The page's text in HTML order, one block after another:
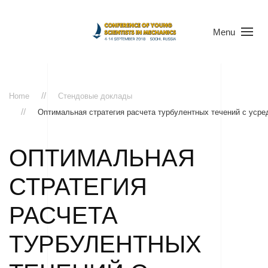
Menu
Home
Стендовые доклады
Оптимальная стратегия расчета турбулентных течений с
ОПТИМАЛЬНАЯ
СТРАТЕГИЯ
РАСЧЕТА
ТУРБУЛЕНТНЫХ